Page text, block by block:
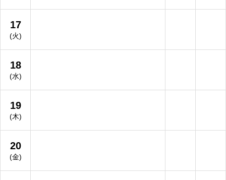
17
(火)
18
(水)
19
(木)
20
(金)